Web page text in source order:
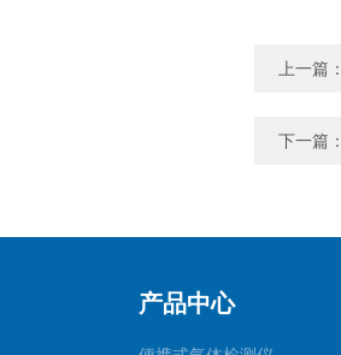
上一篇
下一篇
产品中心